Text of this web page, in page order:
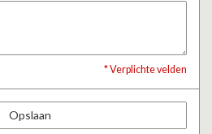
* Verplichte velden
Opslaan